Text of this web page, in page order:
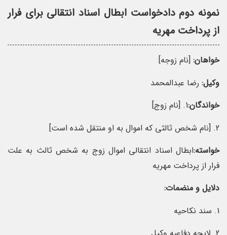
نمونه دوم دادخواست ابطال اسناد انتقالی برای فرار
از پرداخت مهریه
خواهان: [نام زوجه]
وکیل: رضا عبدالمحمد
خواندگان:1. [نام زوج]
2. [نام شخص ثالثی که اموال به او منتقل شده است]
خواسته:ابطال اسناد انتقالی اموال زوج به شخص ثالث به علت
فرار از پرداخت مهریه
دلایل و منضمات:
1. سند نکاحیه